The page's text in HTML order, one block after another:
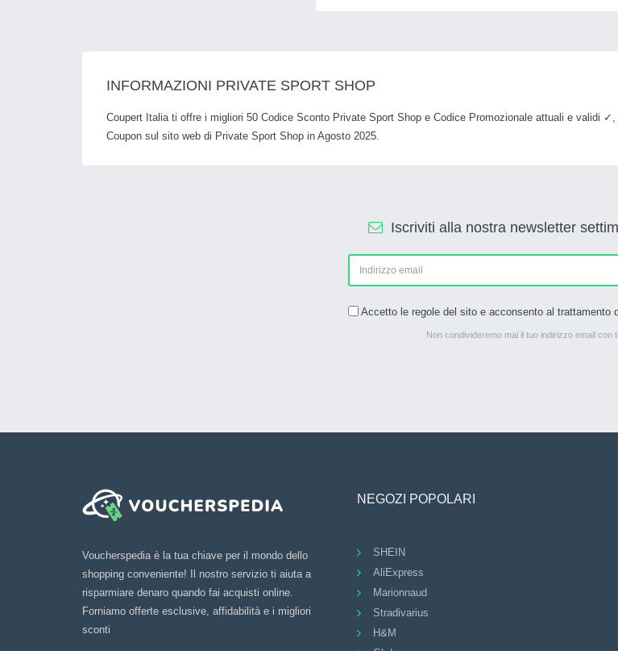
INFORMAZIONI PRIVATE SPORT SHOP
Coupert Italia ti offre i migliori 50 Codice Sconto Private Sport Shop e Codice Promozionale attuali e validi
Coupon sul sito web di Private Sport Shop in Agosto 2025.
Iscriviti alla nostra newsletter
Accetto le regole del sito e acconsento al trattamento
Non condivideremo mai il tuo indirizzo email con
Voucherspedia è la tua chiave per il mondo dello
shopping conveniente! Il nostro servizio ti aiuta a
risparmiare denaro quando fai acquisti online.
Forniamo offerte esclusive, affidabilità e i migliori
sconti
NEGOZI POPOLARI
SHEIN
AliExpress
Marionnaud
Stradivarius
H&M